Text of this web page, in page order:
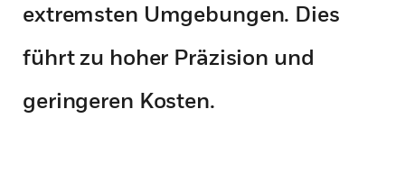
extremsten Umgebungen. Dies
führt zu hoher Präzision und
geringeren Kosten.